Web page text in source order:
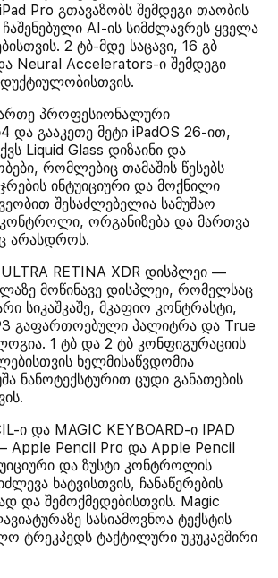
Pro გთავაზობს შემდეგი თაობის
AI-ის სიმძლავრეს ყველა
2 ტბ-მდე საცავი, 16 გბ
Neural Accelerators-ი შემდეგი
პროფესიონალური
და გააკეთე მეტი iPadOS 26-ით,
Liquid Glass დიზაინი და
რომლებიც თამაშის წესებს
ინტუიციური და მოქნილი
შესაძლებელია სამუშაო
კონტროლი, ორგანიზება და მართვა
არასდროს.
ULTRA RETINA XDR დისპლეი —
მოწინავე დისპლეი, რომელსაც
სიკაშკაშე, მკაფიო კონტრასტი,
გაფართოებული პალიტრა და True
1 ტბ და 2 ტბ კონფიგურაციის
ხელმისაწვდომია
ნანოტექსტურით ცუდი განათების
ი და MAGIC KEYBOARD-ი IPAD
Apple Pencil Pro და Apple Pencil
და ზუსტი კონტროლის
ხატვისთვის, ჩანაწერების
და შემოქმედებისთვის. Magic
სასიამოვნოა ტექსტის
ტრეკპედს ტაქტილური უკუკავშირი